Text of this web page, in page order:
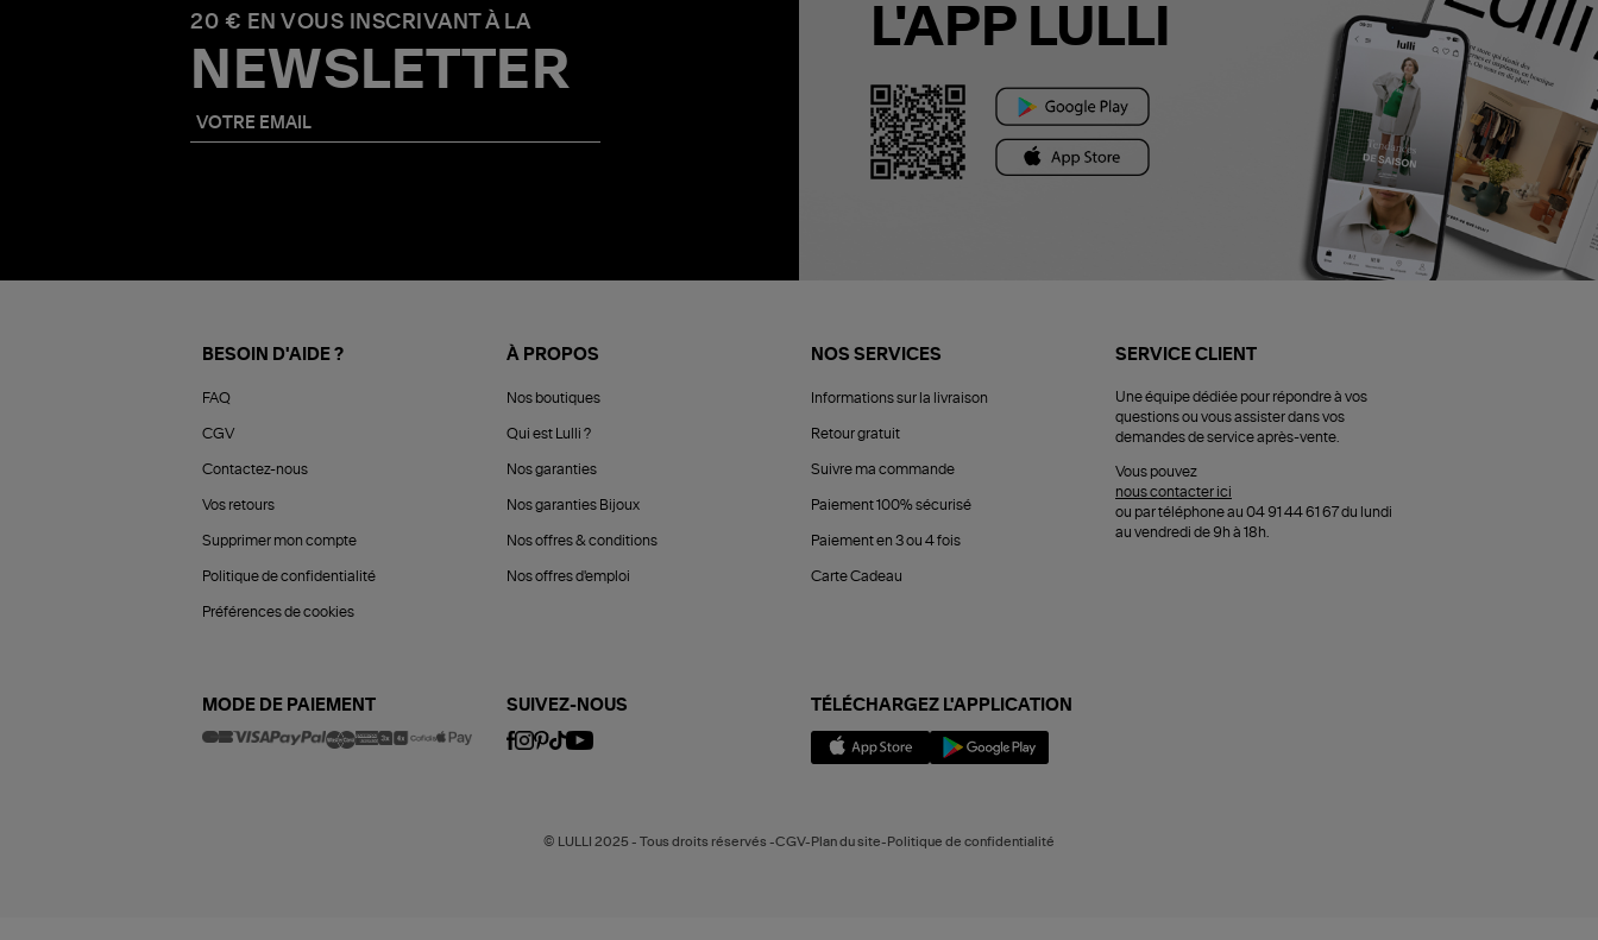
20 € EN VOUS INSCRIVANT À LA
NEWSLETTER
L'APP LULLI
BESOIN D'AIDE ?
FAQ
CGV
Contactez-nous
Vos retours
Supprimer mon compte
Politique de confidentialité
Préférences de cookies
À PROPOS
Nos boutiques
Qui est Lulli ?
Nos garanties
Nos garanties Bijoux
Nos offres & conditions
Nos offres d'emploi
NOS SERVICES
Informations sur la livraison
Retour gratuit
Suivre ma commande
Paiement 100% sécurisé
Paiement en 3 ou 4 fois
Carte Cadeau
SERVICE CLIENT
Une équipe dédiée pour répondre à vos
questions ou vous assister dans vos
demandes de service après-vente.
Vous pouvez
nous contacter ici
ou par téléphone au 04 91 44 61 67 du lundi
au vendredi de 9h à 18h.
MODE DE PAIEMENT SUIVEZ-NOUS TÉLÉCHARGEZ L'APPLICATION
© LULLI 2025 - Tous droits réservés -CGV-Plan du site-Politique de confidentialité